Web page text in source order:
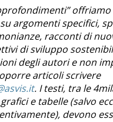
argomenti specifici,
racconti di
di sviluppo
degli autori e non
articoli scrivere
. I testi, tra le
e tabelle (salvo
devono